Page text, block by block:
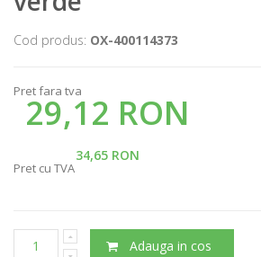
Cod produs: OX-400114373
Pret fara tva
29,12 RON
34,65 RON
Pret cu TVA
Adauga in cos